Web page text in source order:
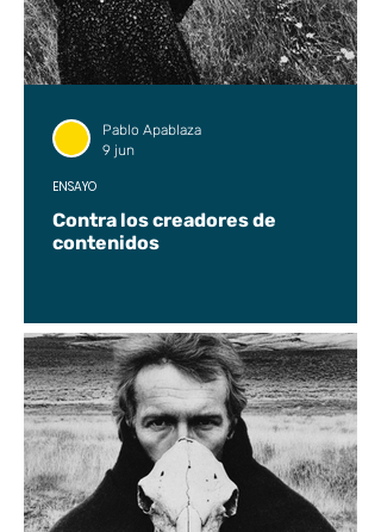
Contra los creadores de
contenidos
ENSAYO
Pablo Apablaza
9 jun